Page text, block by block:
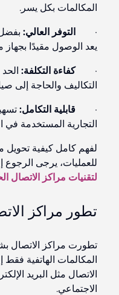
المكالمات بكل يسر.
· التوفر العالي:
يعد الوصول مقيدًا
·كفاءة التكلفة:
التكاليف والحاجة إلى
· قابلية التكامل:
التجارية المستخدمة في
لفهم كامل كيفية تحويل
للعمليات، يرجى الرجوع
لتقنيات مراكز الاتصال
تطور مراكز
تطورت مراكز الاتصال
المكالمات الهاتفية
الاتصال مثل البريد
الاجتماعي.